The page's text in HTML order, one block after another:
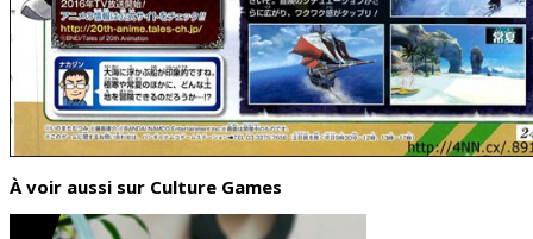
À voir aussi sur Culture Games